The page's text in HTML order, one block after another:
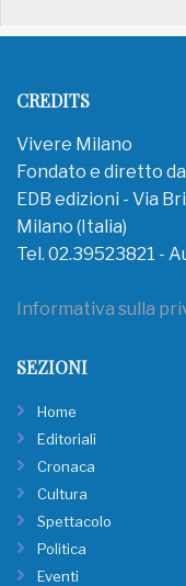
CREDITS
Vivere Milano
Fondato e diretto
EDB edizioni - Via
Milano (Italia)
Tel. 02.39523821 -
Informativa sulla
SEZIONI
Home
Editoriali
Cronaca
Cultura
Spettacolo
Politica
Eventi